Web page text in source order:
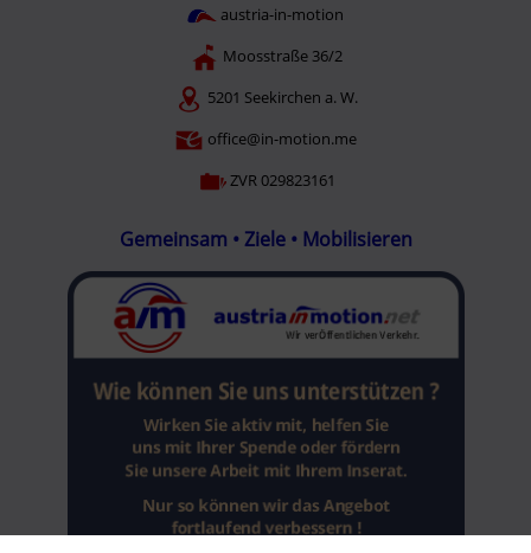
austria-in-motion
Moosstraße 36/2
5201 Seekirchen a. W.
office@in-motion.me
ZVR 029823161
Gemeinsam • Ziele • Mobilisieren